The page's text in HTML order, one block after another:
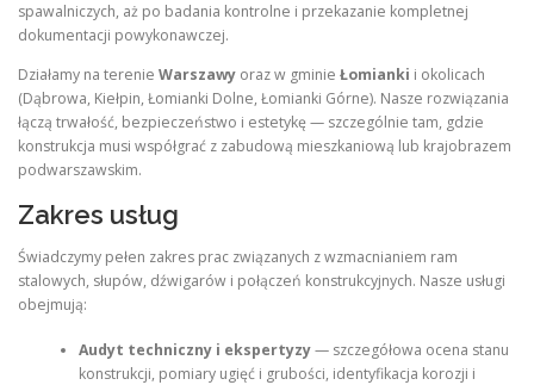
spawalniczych, aż po badania kontrolne i przekazanie kompletnej
dokumentacji powykonawczej.
Działamy na terenie Warszawy oraz w gminie Łomianki i okolicach
(Dąbrowa, Kiełpin, Łomianki Dolne, Łomianki Górne). Nasze rozwiązania
łączą trwałość, bezpieczeństwo i estetykę — szczególnie tam, gdzie
konstrukcja musi współgrać z zabudową mieszkaniową lub krajobrazem
podwarszawskim.
Zakres usług
Świadczymy pełen zakres prac związanych z wzmacnianiem ram
stalowych, słupów, dźwigarów i połączeń konstrukcyjnych. Nasze usługi
obejmują:
Audyt techniczny i ekspertyzy— szczegółowa ocena stanu
konstrukcji, pomiary ugięć i grubości, identyfikacja korozji i